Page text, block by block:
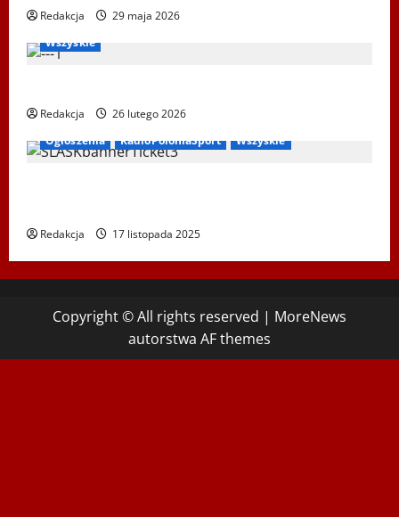
Redakcja 29 maja 2026
Bieg Tropem Wilczym Biegi i rekreacja
Wszyskie
Redakcja
26 lutego 2026
Ogłoszenia
RadioPoloniaSport Wszyskie
Redakcja 17 listopada 2025
Copyright © All rights reserved | MoreNews
autorstwa AF themes